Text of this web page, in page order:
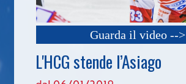
Guarda il video -->
L'HCG stende l’Asiago